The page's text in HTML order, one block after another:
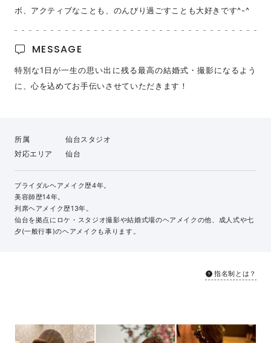
ボ、アクティブなことも、のんびり過ごすことも大好きです^-^
MESSAGE
特別な1日が一生の思い出に残る最高の結婚式・撮影になるよう
に、心を込めてお手伝いさせていただきます！
所属
仙台スタジオ
対応エリア
仙台
ブライダルヘアメイク歴4年。
美容師歴14年。
列席ヘアメイク歴13年。
仙台を拠点にロケ・スタジオ撮影や結婚式場のヘアメイクの他、成人式や七
夕(一般行事)のヘアメイクも承ります。
指名制とは？